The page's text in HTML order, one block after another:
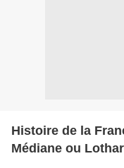
Histoire de la
Médiane ou